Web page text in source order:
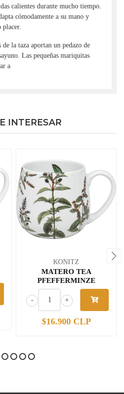
calientes durante mucho tiempo.
cómodamente a su mano y
placer.
la taza aportan un pedazo de
Las pequeñas mariquitas
a
INTERESAR
KONITZ
MATERO TEA
PFEFFERMINZE
+
-
$16.900 CLP